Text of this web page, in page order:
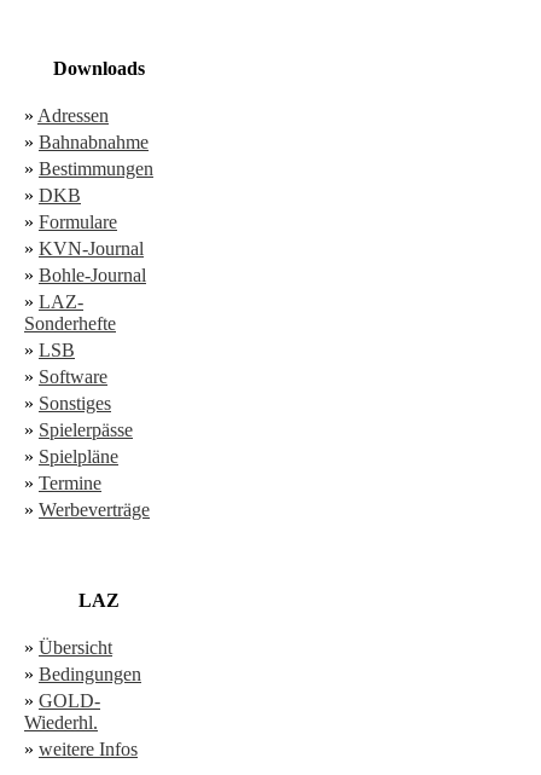
Downloads
» Adressen
» Bahnabnahme
» Bestimmungen
» DKB
» Formulare
» KVN-Journal
» Bohle-Journal
» LAZ-
Sonderhefte
» LSB
» Software
» Sonstiges
» Spielerpässe
» Spielpläne
» Termine
» Werbeverträge
LAZ
» Übersicht
» Bedingungen
» GOLD-
Wiederhl.
» weitere Infos